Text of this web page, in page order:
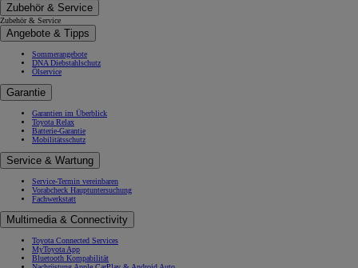
Zubehör & Service
Zubehör & Service
Angebote & Tipps
Sommerangebote
DNA Diebstahlschutz
Ölservice
Garantie
Garantien im Überblick
Toyota Relax
Batterie-Garantie
Mobilitätsschutz
Service & Wartung
Service-Termin vereinbaren
Vorabcheck Hauptuntersuchung
Fachwerkstatt
Multimedia & Connectivity
Toyota Connected Services
MyToyota App
Bluetooth Kompabilität